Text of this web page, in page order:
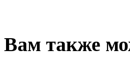
Вам также